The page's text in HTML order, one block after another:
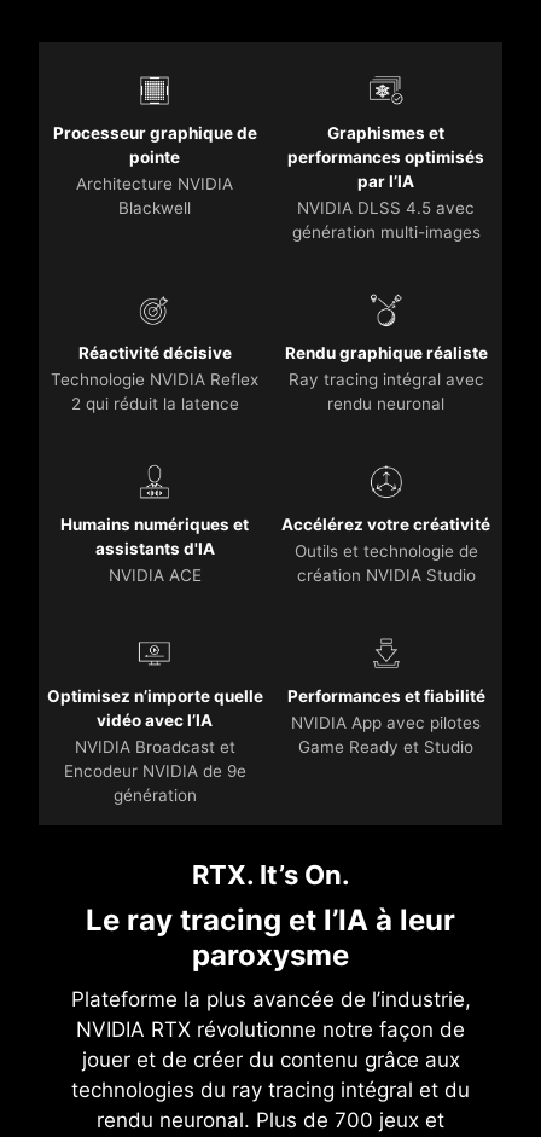
Processeur graphique de
pointe
Architecture NVIDIA
Blackwell
Graphismes et
performances optimisés
par l’IA
NVIDIA DLSS 4.5 avec
génération multi-images
Réactivité décisive
Technologie NVIDIA Reflex
2 qui réduit la latence
Rendu graphique réaliste
Ray tracing intégral avec
rendu neuronal
Humains numériques et
assistants d'IA
NVIDIA ACE
Accélérez votre créativité
Outils et technologie de
création NVIDIA Studio
Optimisez n’importe quelle
vidéo avec l’IA
NVIDIA Broadcast et
Encodeur NVIDIA de 9e
génération
Performances et fiabilité
NVIDIA App avec pilotes
Game Ready et Studio
RTX. It’s On.
Le ray tracing et l’IA à leur
paroxysme
Plateforme la plus avancée de l’industrie,
NVIDIA RTX révolutionne notre façon de
jouer et de créer du contenu grâce aux
technologies du ray tracing intégral et du
rendu neuronal. Plus de 700 jeux et